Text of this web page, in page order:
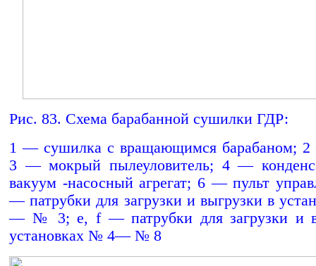
Рис. 83. Схема барабанной сушилки ГДР:
1 — сушилка с вращающимся барабаном;
3 — мокрый пылеуловитель; 4 —
вакуум -насосный агрегат; 6 — пульт
— патрубки для загрузки и выгрузки в
— № 3; е, f — патрубки для загрузки и
установках № 4— № 8